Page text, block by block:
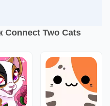
Connect Two Cats